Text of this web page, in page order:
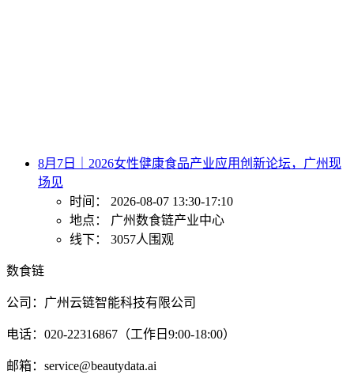
8月7日｜2026女性健康食品产业应用创新论坛，广州现
场见
时间：
2026-08-07 13:30-17:10
地点：
广州数食链产业中心
线下：
3057人围观
数食链
公司：广州云链智能科技有限公司
电话：020-22316867（工作日9:00-18:00）
邮箱：service@beautydata.ai